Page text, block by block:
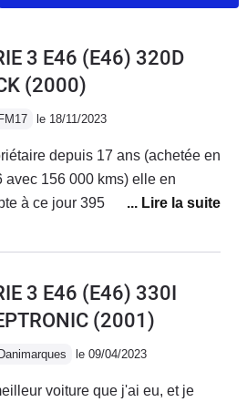
3 E46 (E46) 320D
(2000)
FM17 le 18/11/2023
depuis 17 ans (achetée en
avec 156 000 kms) elle en
à ce jour 395 000 kms (trajets
exceptionnels réalisés en
de frein)1 ressort
arrière , 1 roulement de
Pot
3 E46 (E46) 330I
(2001)
Danimarques le 09/04/2023
voiture que j'ai eu, et je